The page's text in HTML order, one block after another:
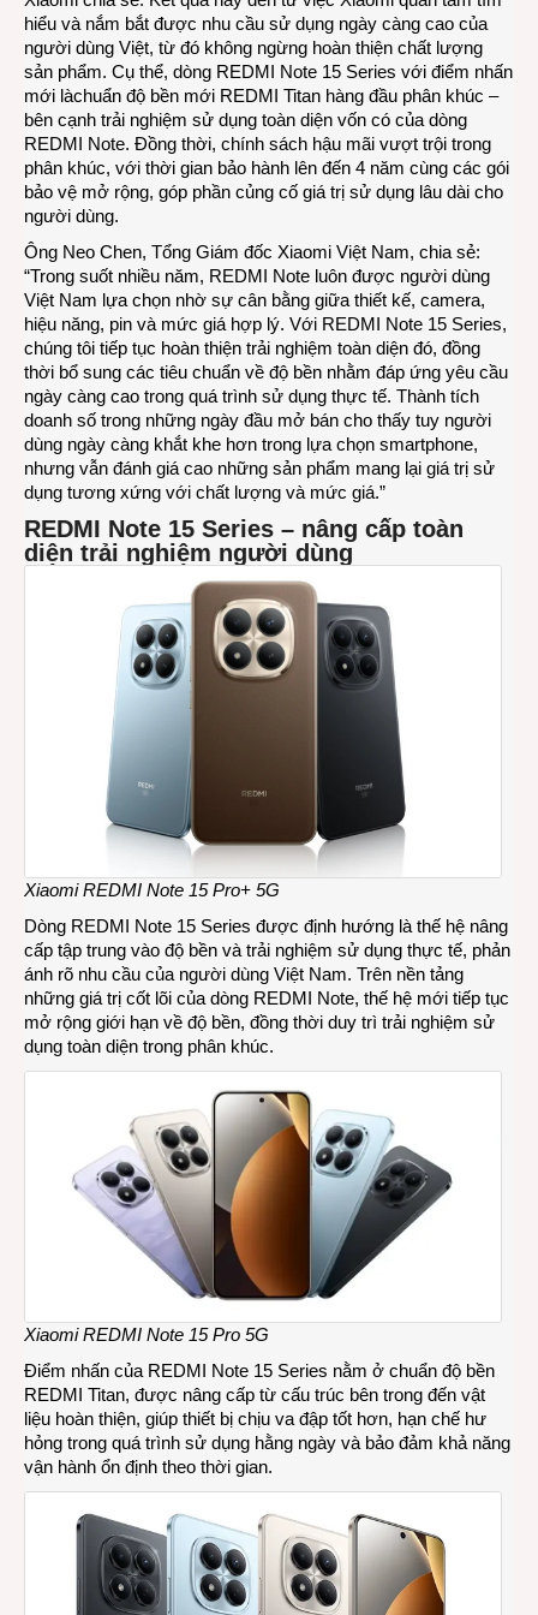
hiểu và nắm bắt được nhu cầu sử dụng ngày càng cao của
người dùng Việt, từ đó không ngừng hoàn thiện chất lượng
sản phẩm. Cụ thể, dòng REDMI Note 15 Series với điểm nhấn
mới làchuẩn độ bền mới REDMI Titan hàng đầu phân khúc –
bên cạnh trải nghiệm sử dụng toàn diện vốn có của dòng
REDMI Note. Đồng thời, chính sách hậu mãi vượt trội trong
phân khúc, với thời gian bảo hành lên đến 4 năm cùng các gói
bảo vệ mở rộng, góp phần củng cố giá trị sử dụng lâu dài cho
người dùng.
Ông Neo Chen, Tổng Giám đốc Xiaomi Việt Nam, chia sẻ:
“Trong suốt nhiều năm, REDMI Note luôn được người dùng
Việt Nam lựa chọn nhờ sự cân bằng giữa thiết kế, camera,
hiệu năng, pin và mức giá hợp lý. Với REDMI Note 15 Series,
chúng tôi tiếp tục hoàn thiện trải nghiệm toàn diện đó, đồng
thời bổ sung các tiêu chuẩn về độ bền nhằm đáp ứng yêu cầu
ngày càng cao trong quá trình sử dụng thực tế. Thành tích
doanh số trong những ngày đầu mở bán cho thấy tuy người
dùng ngày càng khắt khe hơn trong lựa chọn smartphone,
nhưng vẫn đánh giá cao những sản phẩm mang lại giá trị sử
dụng tương xứng với chất lượng và mức giá.”
REDMI Note 15 Series – nâng cấp toàn
diện trải nghiệm người dùng
Xiaomi REDMI Note 15 Pro+ 5G
Dòng REDMI Note 15 Series được định hướng là thế hệ nâng
cấp tập trung vào độ bền và trải nghiệm sử dụng thực tế, phản
ánh rõ nhu cầu của người dùng Việt Nam. Trên nền tảng
những giá trị cốt lõi của dòng REDMI Note, thế hệ mới tiếp tục
mở rộng giới hạn về độ bền, đồng thời duy trì trải nghiệm sử
dụng toàn diện trong phân khúc.
Xiaomi REDMI Note 15 Pro 5G
Điểm nhấn của REDMI Note 15 Series nằm ở chuẩn độ bền
REDMI Titan, được nâng cấp từ cấu trúc bên trong đến vật
liệu hoàn thiện, giúp thiết bị chịu va đập tốt hơn, hạn chế hư
hỏng trong quá trình sử dụng hằng ngày và bảo đảm khả năng
vận hành ổn định theo thời gian.